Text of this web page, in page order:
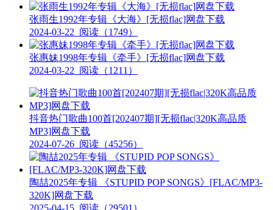
张雨生1992年专辑《大海》[无损flac]网盘下载
2024-03-22 阅读（1749）
张惠妹1998年专辑《牵手》[无损flac]网盘下载
2024-03-22 阅读（1211）
抖音热门歌曲100首[202407期][无损flac|320K高品质
MP3]网盘下载
2024-07-26 阅读（45256）
陶喆2025年专辑 《STUPID POP SONGS》[FLAC/MP3-
320K]网盘下载
2025-04-15 阅读（29501）